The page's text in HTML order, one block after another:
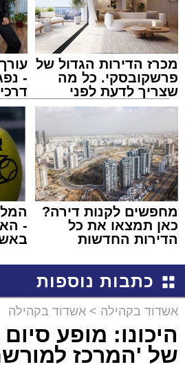
מכרז הדירות הגדול של
פרשקובסקי. כל מה
שצריך לדעת לפני
שמגישים הצעה לדירה
-
מחפשים לקנות דירה?
כאן תמצאו את כל
הדירות החדשות
-
כתבות נוספות
אשדוד בקהילה > אשדוד בקהילה
היכונו: מופע
של 'המרכז